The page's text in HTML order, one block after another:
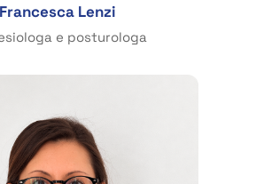
Francesca Lenzi
e posturologa